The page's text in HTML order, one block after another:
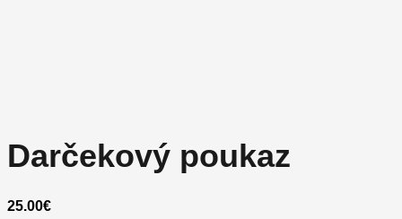
Darčekový poukaz
25.00€